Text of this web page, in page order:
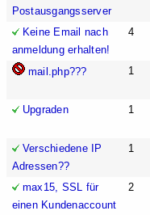
Postausgangsserver
Keine Email nach
anmeldung erhalten!
4
mail.php??? 1
Upgraden 1
Verschiedene IP
Adressen??
1
max15, SSL für
einen Kundenaccount
2